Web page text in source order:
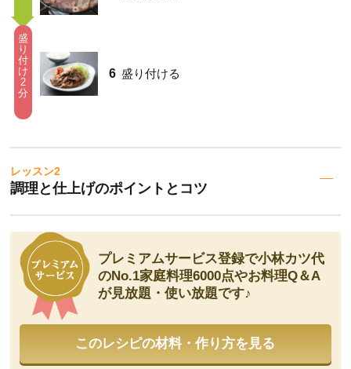
盛
り
付
け
2
分
6 盛り付ける
レッスン2
調理と仕上げのポイントとコツ
プレミアムサービス登録で小林カツ代
のNo.1家庭料理6000点やお料理Q＆A
が見放題・使い放題です♪
このレシピの材料・作り方を見る